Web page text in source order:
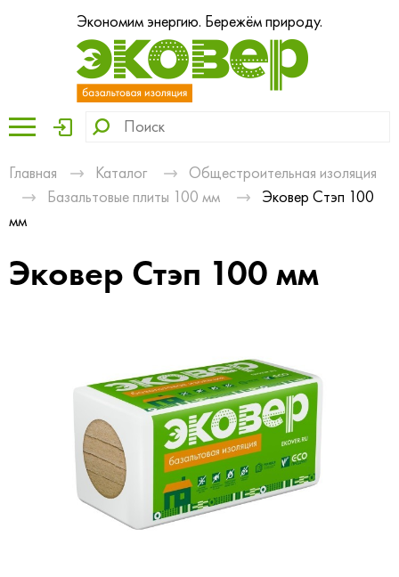
Экономим энергию. Бережём природу.
Главная Каталог
Общестроительная изоляция
Базальтовые плиты 100 мм
Эковер Стэп 100
мм
Эковер Стэп 100 мм